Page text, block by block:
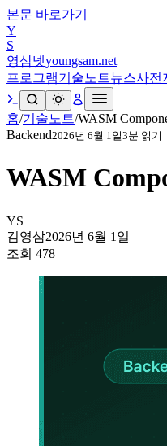
본문 바로가기
Y
S
영삼넷youngsam.net
프로그램기술노트뉴스사전
홈/기술노트/WASM
Backend2026년 6월 1일3분 읽기
WASM
YS
김영삼2026년 6월 1일
조회 478